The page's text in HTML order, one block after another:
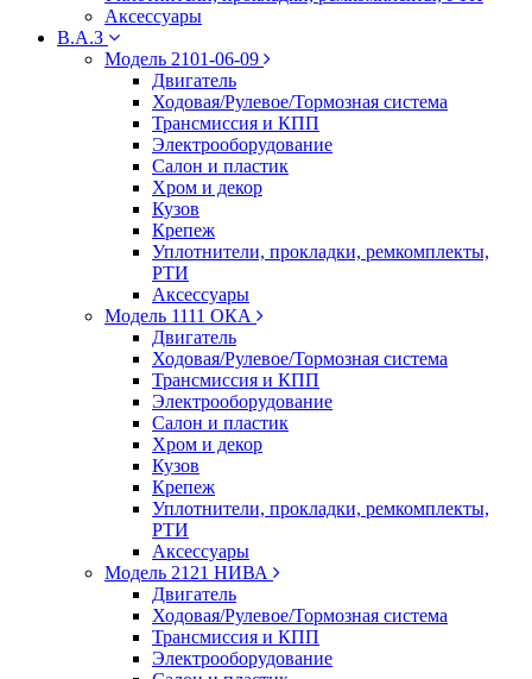
Аксессуары
В.А.З
Модель 2101-06-09
Двигатель
Ходовая/Рулевое/Тормозная система
Трансмиссия и КПП
Электрооборудование
Салон и пластик
Хром и декор
Кузов
Крепеж
Уплотнители, прокладки, ремкомплекты,
РТИ
Аксессуары
Модель 1111 ОКА
Двигатель
Ходовая/Рулевое/Тормозная система
Трансмиссия и КПП
Электрооборудование
Салон и пластик
Хром и декор
Кузов
Крепеж
Уплотнители, прокладки, ремкомплекты,
РТИ
Аксессуары
Модель 2121 НИВА
Двигатель
Ходовая/Рулевое/Тормозная система
Трансмиссия и КПП
Электрооборудование